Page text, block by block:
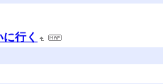
行く